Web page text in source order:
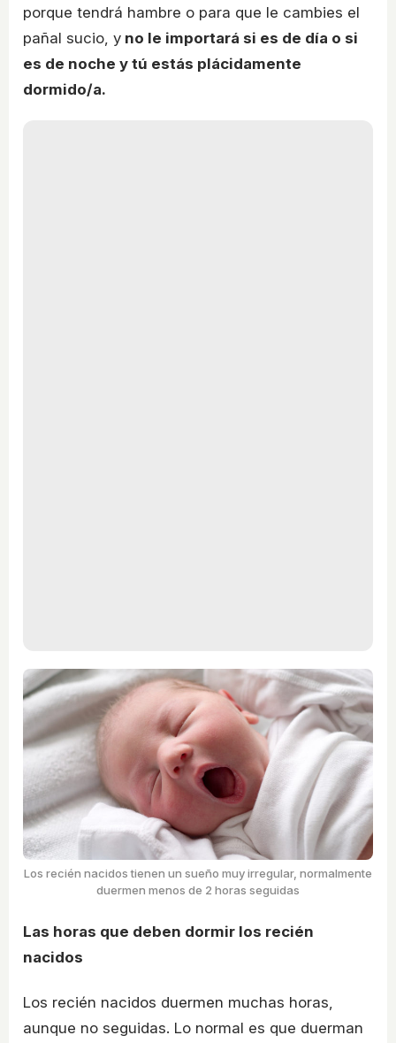
porque tendrá hambre o para que le cambies el
pañal sucio, y no le importará si es de día o si
es de noche y tú estás plácidamente
dormido/a.
Los recién nacidos tienen un sueño muy irregular, normalmente
duermen menos de 2 horas seguidas
Las horas que deben dormir los recién
nacidos
Los recién nacidos duermen muchas horas,
aunque no seguidas. Lo normal es que duerman